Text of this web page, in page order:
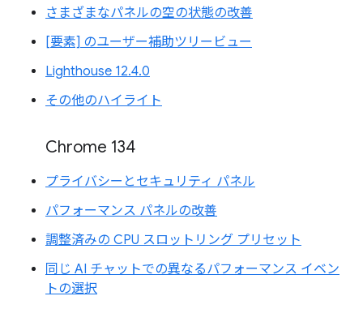
さまざまなパネルの空の状態の改善
[要素] のユーザー補助ツリービュー
Lighthouse 12.4.0
その他のハイライト
Chrome 134
プライバシーとセキュリティ パネル
パフォーマンス パネルの改善
調整済みの CPU スロットリング プリセット
同じ AI チャットでの異なるパフォーマンス イベン
トの選択